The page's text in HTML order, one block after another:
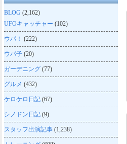
BLOG (2,162)
UFOキャッチャー (102)
ウパ！ (222)
ウパ子 (20)
ガーデニング (77)
グルメ (432)
ケロケロ日記 (67)
シノドン日記 (9)
スタッフ出演記事 (1,238)